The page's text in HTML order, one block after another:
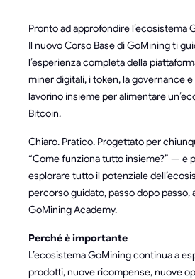
Pronto ad approfondire l’ecosistema
Il nuovo Corso Base di GoMining ti
l’esperienza completa della
miner digitali, i token, la governance
lavorino insieme per alimentare
Bitcoin.
Chiaro. Pratico. Progettato per
“Come funziona tutto insieme?” — e
esplorare tutto il potenziale
percorso guidato, passo dopo passo,
GoMining Academy.
Perché è importante
L’ecosistema GoMining continua a
prodotti, nuove ricompense, nuove